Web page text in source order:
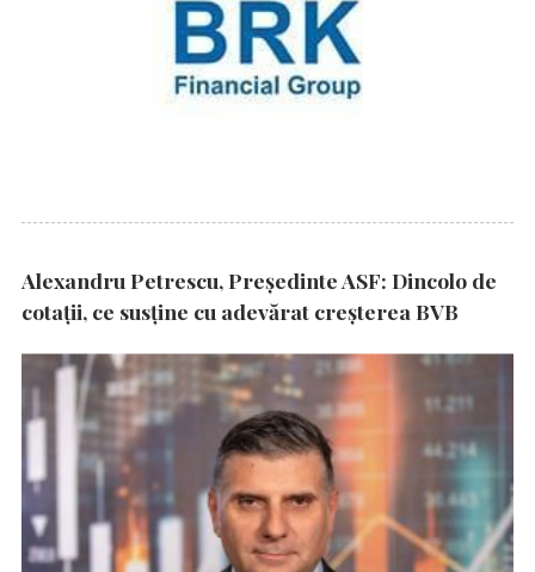
Alexandru Petrescu, Președinte ASF: Dincolo de
cotații, ce susține cu adevărat creșterea BVB